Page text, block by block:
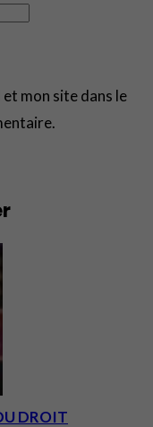
mon site dans le
DROIT